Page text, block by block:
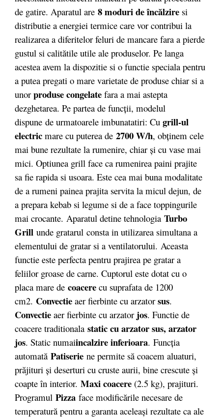
de gatire. Aparatul are 8 moduri de încălzire si
distributie a energiei termice care vor contribui la
realizarea a diferitelor feluri de mancare fara a pierde
gustul si calitătile utile ale produselor. Pe langa
acestea avem la dispozitie si o functie speciala pentru
a putea pregati o mare varietate de produse chiar si a
unor produse congelate fara a mai astepta
dezghetarea. Pe partea de funcții, modelul
dispune de urmatoarele imbunatatiri: Cu grill-ul
electric mare cu puterea de 2700 W/h, obţinem cele
mai bune rezultate la rumenire, chiar şi cu vase mai
mici. Optiunea grill face ca rumenirea paini prajite
sa fie rapida si usoara. Este cea mai buna modalitate
de a rumeni painea prajita servita la micul dejun, de
a prepara kebab si legume si de a face toppingurile
mai crocante. Aparatul detine tehnologia Turbo
Grill unde gratarul consta in utilizarea simultana a
elementului de gratar si a ventilatorului. Aceasta
functie este perfecta pentru prajirea pe gratar a
feliilor groase de carne. Cuptorul este dotat cu o
placa mare de coacere cu suprafata de 1200
cm2. Convectie aer fierbinte cu arzator sus.
Convectie aer fierbinte cu arzator jos. Functie de
coacere traditionala static cu arzator sus, arzator
jos. Static numaiincalzire inferioara. Funcţia
automată Patiserie ne permite să coacem aluaturi,
prăjituri şi deserturi cu cruste aurii, bine crescute şi
coapte în interior. Maxi coacere (2.5 kg), prajituri.
Programul Pizza face modificările necesare de
temperatură pentru a garanta aceleaşi rezultate ca ale